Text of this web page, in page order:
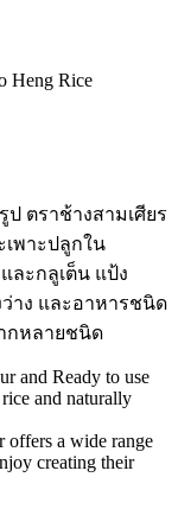
Heng Rice
ป ตราช้างสามเศียร
พาะปลูกใน
ละกลูเต็น แป้ง
าง และอาหารชนิด
กหลายชนิด
and Ready to use
and naturally
offers a wide range
creating their